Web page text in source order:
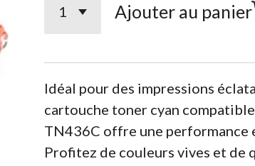
Ajouter au panier
Idéal pour des impressions
cartouche toner cyan
TN436C offre une performance
Profitez de couleurs vives et de